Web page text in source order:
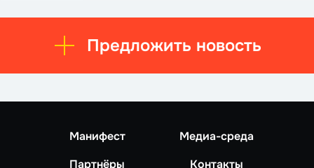
Предложить новость
Манифест
Медиа-среда
Партнёры
Контакты